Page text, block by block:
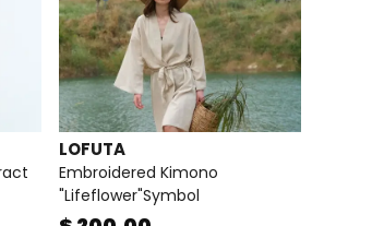
LOFUTA
Embroidered Kimono
"Lifeflower"Symbol